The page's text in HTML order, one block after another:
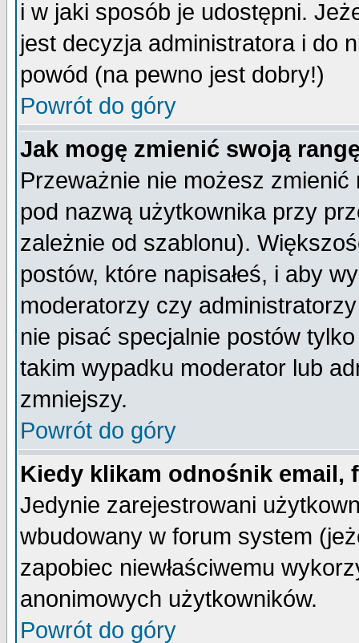
i w jaki sposób je udostępni.
jest decyzja administratora i do
powód (na pewno jest dobry!)
Powrót do góry
Jak mogę zmienić swoją
Przeważnie nie możesz
pod nazwą użytkownika przy
zależnie od szablonu).
postów, które napisałeś, i aby
moderatorzy czy
nie pisać specjalnie postów
takim wypadku moderator lub
zmniejszy.
Powrót do góry
Kiedy klikam odnośnik email,
Jedynie zarejestrowani
wbudowany w forum system
zapobiec niewłaściwemu
anonimowych użytkowników.
Powrót do góry